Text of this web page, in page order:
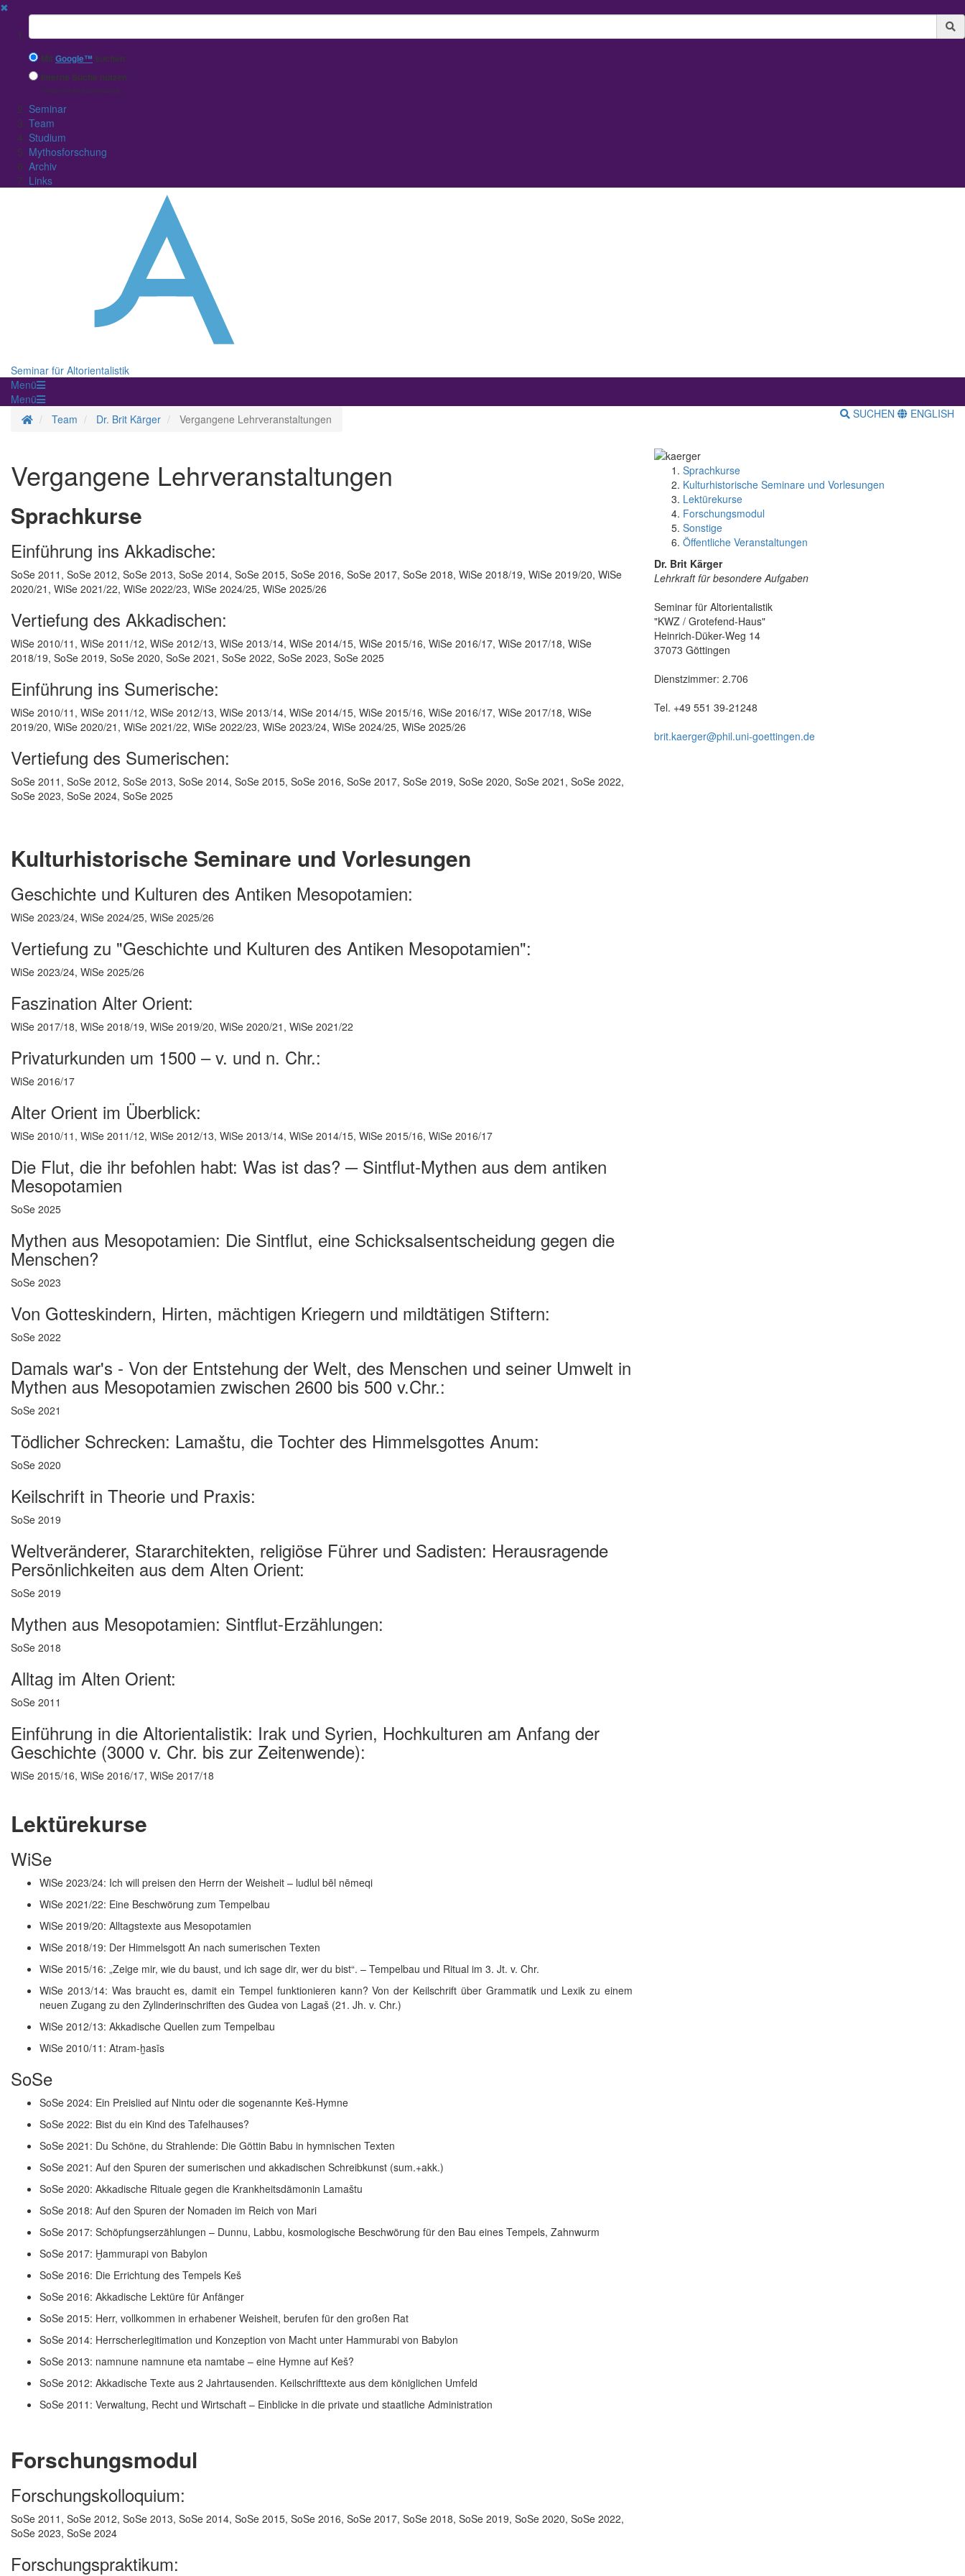
✖
Suchbegriff
MitGoogle™ suchen
Interne Suche nutzen
(eingeschränkte Ergebnisqualität)
Seminar
Team
Studium
Mythosforschung
Archiv
Links
Seminar für Altorientalistik
Menü
Menü
Startseite
Team Dr. Brit Kärger Vergangene Lehrveranstaltungen SUCHEN ENGLISH
Vergangene Lehrveranstaltungen
Sprachkurse
Einführung ins Akkadische:
SoSe 2011, SoSe 2012, SoSe 2013, SoSe 2014, SoSe 2015, SoSe 2016, SoSe 2017, SoSe 2018, WiSe 2018/19, WiSe 2019/20, WiSe
2020/21, WiSe 2021/22, WiSe 2022/23, WiSe 2024/25, WiSe 2025/26
Vertiefung des Akkadischen:
WiSe 2010/11, WiSe 2011/12, WiSe 2012/13, WiSe 2013/14, WiSe 2014/15, WiSe 2015/16, WiSe 2016/17, WiSe 2017/18, WiSe
2018/19, SoSe 2019, SoSe 2020, SoSe 2021, SoSe 2022, SoSe 2023, SoSe 2025
Einführung ins Sumerische:
WiSe 2010/11, WiSe 2011/12, WiSe 2012/13, WiSe 2013/14, WiSe 2014/15, WiSe 2015/16, WiSe 2016/17, WiSe 2017/18, WiSe
2019/20, WiSe 2020/21, WiSe 2021/22, WiSe 2022/23, WiSe 2023/24, WiSe 2024/25, WiSe 2025/26
Vertiefung des Sumerischen:
SoSe 2011, SoSe 2012, SoSe 2013, SoSe 2014, SoSe 2015, SoSe 2016, SoSe 2017, SoSe 2019, SoSe 2020, SoSe 2021, SoSe 2022,
SoSe 2023, SoSe 2024, SoSe 2025
Kulturhistorische Seminare und Vorlesungen
Geschichte und Kulturen des Antiken Mesopotamien:
WiSe 2023/24, WiSe 2024/25, WiSe 2025/26
Vertiefung zu "Geschichte und Kulturen des Antiken Mesopotamien":
WiSe 2023/24, WiSe 2025/26
Faszination Alter Orient:
WiSe 2017/18, WiSe 2018/19, WiSe 2019/20, WiSe 2020/21, WiSe 2021/22
Privaturkunden um 1500 – v. und n. Chr.:
WiSe 2016/17
Alter Orient im Überblick:
WiSe 2010/11, WiSe 2011/12, WiSe 2012/13, WiSe 2013/14, WiSe 2014/15, WiSe 2015/16, WiSe 2016/17
Die Flut, die ihr befohlen habt: Was ist das? ─ Sintflut-Mythen aus dem antiken
Mesopotamien
SoSe 2025
Mythen aus Mesopotamien: Die Sintflut, eine Schicksalsentscheidung gegen die
Menschen?
SoSe 2023
Von Gotteskindern, Hirten, mächtigen Kriegern und mildtätigen Stiftern:
SoSe 2022
Damals war's - Von der Entstehung der Welt, des Menschen und seiner Umwelt in
Mythen aus Mesopotamien zwischen 2600 bis 500 v.Chr.:
SoSe 2021
Tödlicher Schrecken: Lamaštu, die Tochter des Himmelsgottes Anum:
SoSe 2020
Keilschrift in Theorie und Praxis:
SoSe 2019
Weltveränderer, Stararchitekten, religiöse Führer und Sadisten: Herausragende
Persönlichkeiten aus dem Alten Orient:
SoSe 2019
Mythen aus Mesopotamien: Sintflut-Erzählungen:
SoSe 2018
Alltag im Alten Orient:
SoSe 2011
Einführung in die Altorientalistik: Irak und Syrien, Hochkulturen am Anfang der
Geschichte (3000 v. Chr. bis zur Zeitenwende):
WiSe 2015/16, WiSe 2016/17, WiSe 2017/18
Lektürekurse
WiSe
WiSe 2023/24: Ich will preisen den Herrn der Weisheit – ludlul bēl nēmeqi
WiSe 2021/22: Eine Beschwörung zum Tempelbau
WiSe 2019/20: Alltagstexte aus Mesopotamien
WiSe 2018/19: Der Himmelsgott An nach sumerischen Texten
WiSe 2015/16: „Zeige mir, wie du baust, und ich sage dir, wer du bist“. – Tempelbau und Ritual im 3. Jt. v. Chr.
WiSe 2013/14: Was braucht es, damit ein Tempel funktionieren kann? Von der Keilschrift über Grammatik und Lexik zu einem
neuen Zugang zu den Zylinderinschriften des Gudea von Lagaš (21. Jh. v. Chr.)
WiSe 2012/13: Akkadische Quellen zum Tempelbau
WiSe 2010/11: Atram-ḫasīs
SoSe
SoSe 2024: Ein Preislied auf Nintu oder die sogenannte Keš-Hymne
SoSe 2022: Bist du ein Kind des Tafelhauses?
SoSe 2021: Du Schöne, du Strahlende: Die Göttin Babu in hymnischen Texten
SoSe 2021: Auf den Spuren der sumerischen und akkadischen Schreibkunst (sum.+akk.)
SoSe 2020: Akkadische Rituale gegen die Krankheitsdämonin Lamaštu
SoSe 2018: Auf den Spuren der Nomaden im Reich von Mari
SoSe 2017: Schöpfungserzählungen – Dunnu, Labbu, kosmologische Beschwörung für den Bau eines Tempels, Zahnwurm
SoSe 2017: Ḫammurapi von Babylon
SoSe 2016: Die Errichtung des Tempels Keš
SoSe 2016: Akkadische Lektüre für Anfänger
SoSe 2015: Herr, vollkommen in erhabener Weisheit, berufen für den großen Rat
SoSe 2014: Herrscherlegitimation und Konzeption von Macht unter Hammurabi von Babylon
SoSe 2013: namnune namnune eta namtabe – eine Hymne auf Keš?
SoSe 2012: Akkadische Texte aus 2 Jahrtausenden. Keilschrifttexte aus dem königlichen Umfeld
SoSe 2011: Verwaltung, Recht und Wirtschaft – Einblicke in die private und staatliche Administration
Forschungsmodul
Forschungskolloquium:
SoSe 2011, SoSe 2012, SoSe 2013, SoSe 2014, SoSe 2015, SoSe 2016, SoSe 2017, SoSe 2018, SoSe 2019, SoSe 2020, SoSe 2022,
SoSe 2023, SoSe 2024
Forschungspraktikum:
Sprachkurse
Kulturhistorische Seminare und Vorlesungen
Lektürekurse
Forschungsmodul
Sonstige
Öffentliche Veranstaltungen
Dr. Brit Kärger
Lehrkraft für besondere Aufgaben
Seminar für Altorientalistik
"KWZ / Grotefend-Haus"
Heinrich-Düker-Weg 14
37073 Göttingen
Dienstzimmer: 2.706
Tel. +49 551 39-21248
brit.kaerger@phil.uni-goettingen.de